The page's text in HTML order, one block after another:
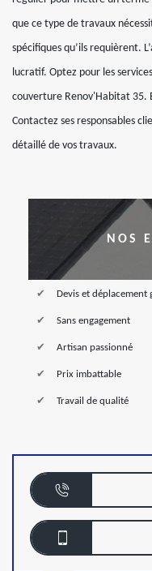
que ce type de travaux
spécifiques qu’ils requièrent.
lucratif. Optez pour les
couverture Renov'Habitat 35.
Contactez ses responsables
détaillé de vos travaux.
NOS
Devis et déplacement
Sans engagement
Artisan passionné
Prix imbattable
Travail de qualité